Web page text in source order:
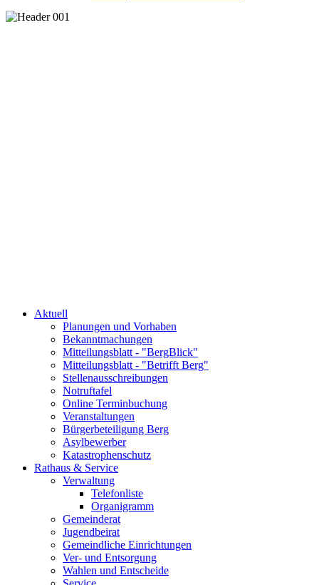
Aktuell
Planungen und Vorhaben
Bekanntmachungen
Mitteilungsblatt - "BergBlick"
Mitteilungsblatt - "Betrifft Berg"
Stellenausschreibungen
Notruftafel
Online Terminbuchung
Veranstaltungen
Bürgerbeteiligung Berg
Asylbewerber
Katastrophenschutz
Rathaus & Service
Verwaltung
Telefonliste
Organigramm
Gemeinderat
Jugendbeirat
Gemeindliche Einrichtungen
Ver- und Entsorgung
Wahlen und Entscheide